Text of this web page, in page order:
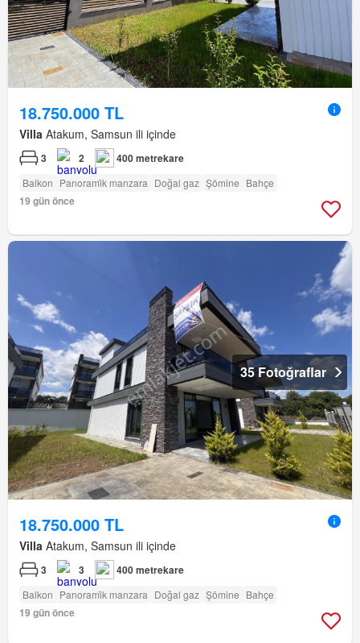
18.750.000 TL
Villa Atakum, Samsun ili içinde
3 2 400 metrekare
Balkon Panorami̇k manzara Doğal gaz Şömine Bahçe
19 gün önce
35 Fotoğraflar
18.750.000 TL
Villa Atakum, Samsun ili içinde
3 3 400 metrekare
Balkon Panorami̇k manzara Doğal gaz Şömine Bahçe
19 gün önce